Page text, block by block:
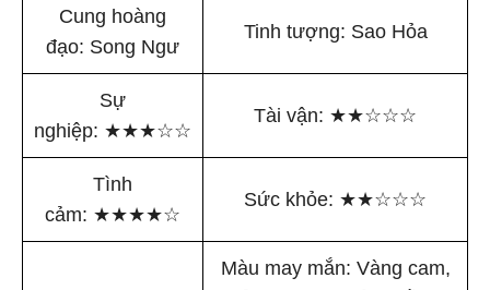
Cung hoàng
đạo: Song Ngư
Tinh tượng: Sao Hỏa
Sự
nghiệp: ★★★☆☆
Tài vận: ★★☆☆☆
Tình
cảm: ★★★★☆
Sức khỏe: ★★☆☆☆
Màu may mắn: Vàng cam,